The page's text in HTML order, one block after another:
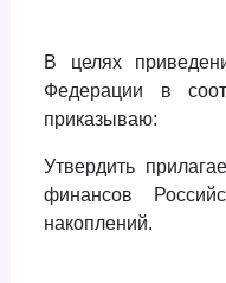
В целях
Федерации в
приказываю:
Утвердить
финансов
накоплений.